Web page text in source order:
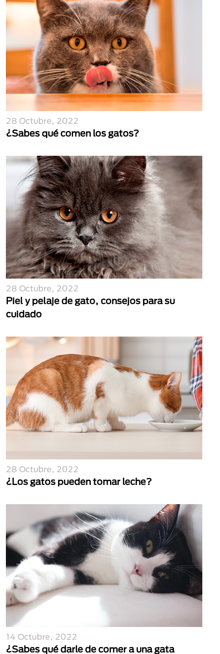
28 Octubre, 2022
¿Sabes qué comen los gatos?
28 Octubre, 2022
Piel y pelaje de gato, consejos para su
cuidado
28 Octubre, 2022
¿Los gatos pueden tomar leche?
14 Octubre, 2022
¿Sabes qué darle de comer a una gata